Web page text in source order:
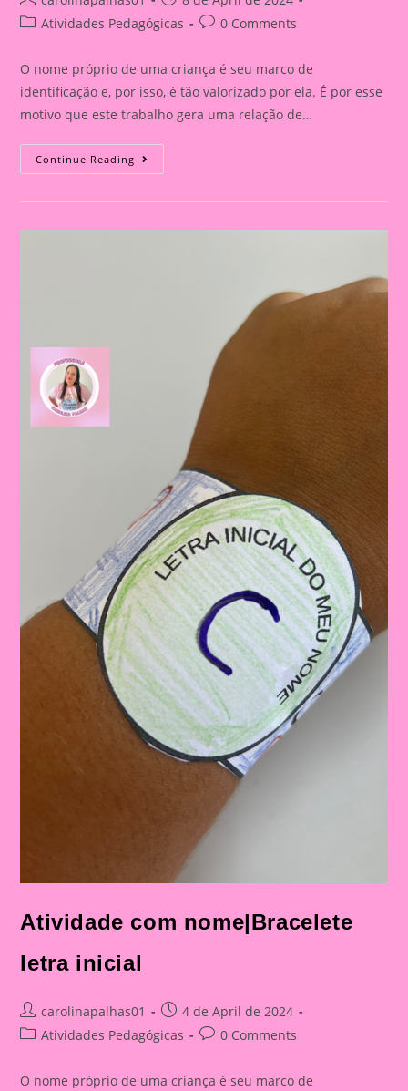
author:
published:
PostAtividades Pedagógicas
Post0 Comments
O nome próprio de uma criança é seu marco de
identificação e, por isso, é tão valorizado por ela. É por esse
motivo que este trabalho gera uma relação de…
Continue Reading Atividade
Com
Atividade com nome|Bracelete
letra inicial
Post
author:
carolinapalhas01
Post
published:
4 de April de 2024
PostAtividades Pedagógicas
Post0 Comments
O nome próprio de uma criança é seu marco de